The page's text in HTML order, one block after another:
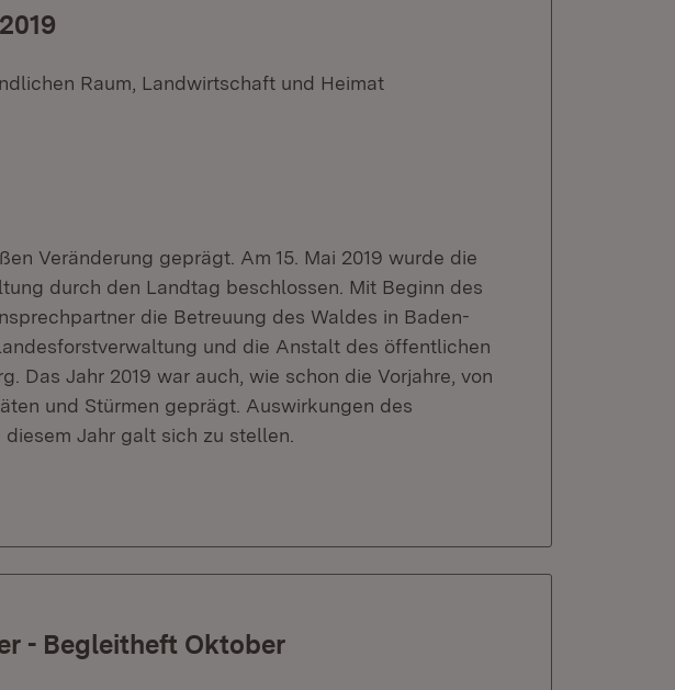
Raum, Landwirtschaft und Heimat
Veränderung geprägt. Am 15. Mai 2019 wurde die
durch den Landtag beschlossen. Mit Beginn des
die Betreuung des Waldes in Baden-
und die Anstalt des öffentlichen
Das Jahr 2019 war auch, wie schon die Vorjahre, von
und Stürmen geprägt. Auswirkungen des
Jahr galt sich zu stellen.
- Begleitheft Oktober